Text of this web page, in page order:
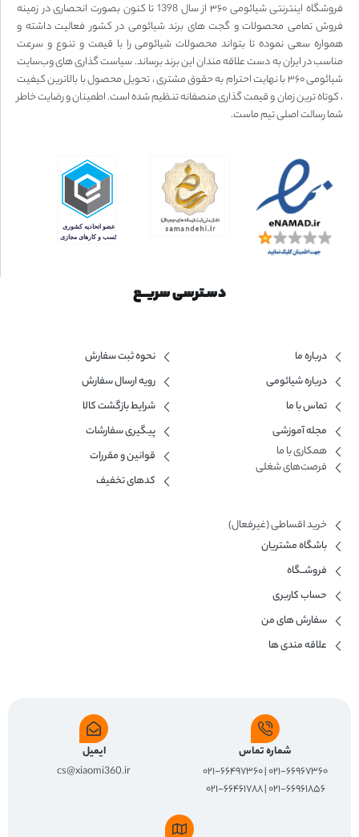
فروشگاه اینترنتی شیائومی ۳۶۰ از سال 1398 تا کنون بصورت انحصاری در زمینه
فروش تمامی محصولات و گجت های برند شیائومی در کشور فعالیت داشته و
همواره سعی نموده تا بتواند محصولات شیائومی را با قیمت و تنوع و سرعت
مناسب در ایران به دست علاقه مندان این برند برساند. سیاست گذاری های وب‌سایت
شیائومی ۳۶۰ با نهایت احترام به حقوق مشتری ، تحویل محصول با بالاترین کیفیت
، کوتاه ترین زمان و قیمت گذاری منصفانه تنظیم شده است. اطمینان و رضایت خاطر
شما رسالت اصلی تیم ماست.
دسـترسی سریــع
درباره ما
درباره شیائومی
تماس با ما
مجله آموزشی
همکاری با ما​
فرصت‌های شغلی
نحوه ثبت سفارش
رویه ارسال سفارش
شرایط بازگشت کالا
پیگیری سفارشات
قوانین و مقررات
کدهای تخفیف
خرید اقساطی (غیرفعال)
باشگاه مشتریان
فروشــگاه
حساب کاربری
سفارش های من
علاقه مندی ها
شماره تماس
۰۲۱-۶۶۹۶۷۳۶۰ | ۰۲۱-۶۶۴۹۷۳۶۰
۰۲۱-۶۶۹۶۱۸۵۶ | ۰۲۱-۶۶۴۶۱۷۸۸
ایمیل
cs@xiaomi360.ir